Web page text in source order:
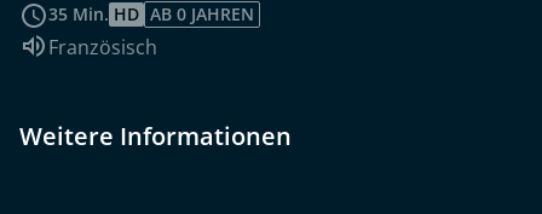
35 Min. HD AB 0 JAHREN
Sprache:
Französisch
Weitere Informationen